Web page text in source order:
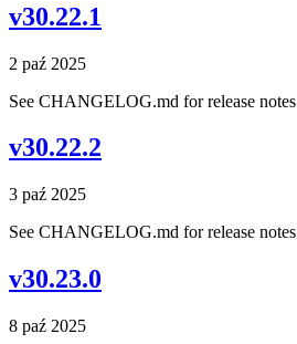
v30.22.1
2 paź 2025
See CHANGELOG.md for release notes
v30.22.2
3 paź 2025
See CHANGELOG.md for release notes
v30.23.0
8 paź 2025